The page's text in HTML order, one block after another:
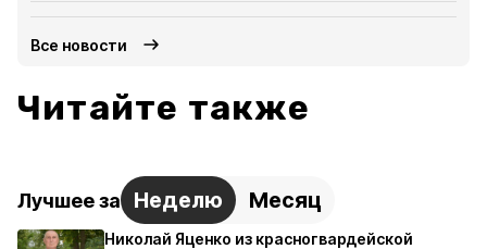
Все новости
Читайте также
Лучшее за Неделю Месяц
Николай Яценко из красногвардейской